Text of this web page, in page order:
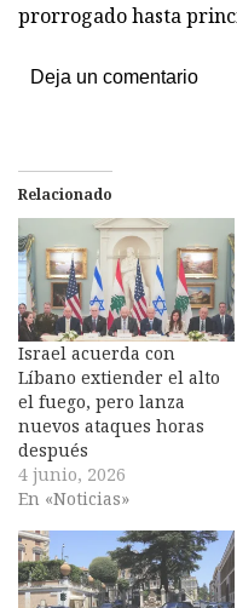
prorrogado hasta
Deja un comentario
Relacionado
Israel acuerda con
Líbano extiender el alto
el fuego, pero lanza
nuevos ataques horas
después
4 junio, 2026
En «Noticias»